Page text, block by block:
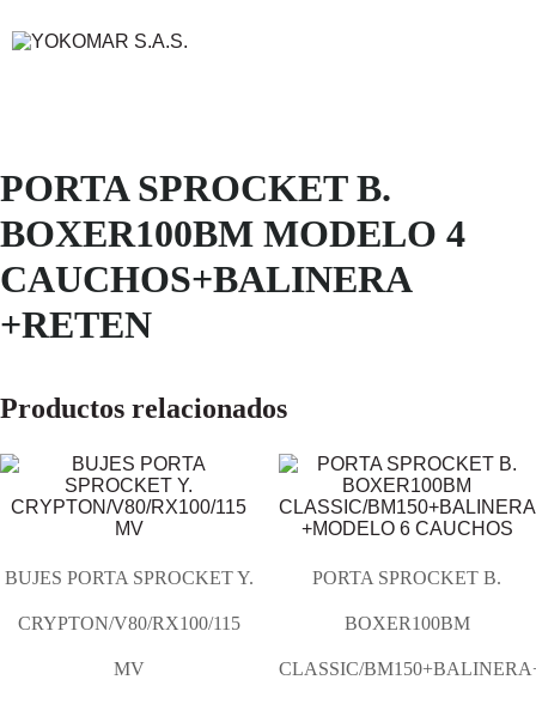
PORTA SPROCKET B.
BOXER100BM MODELO 4
CAUCHOS+BALINERA
+RETEN
Productos relacionados
BUJES PORTA SPROCKET Y.
CRYPTON/V80/RX100/115
MV
PORTA SPROCKET B.
BOXER100BM
CLASSIC/